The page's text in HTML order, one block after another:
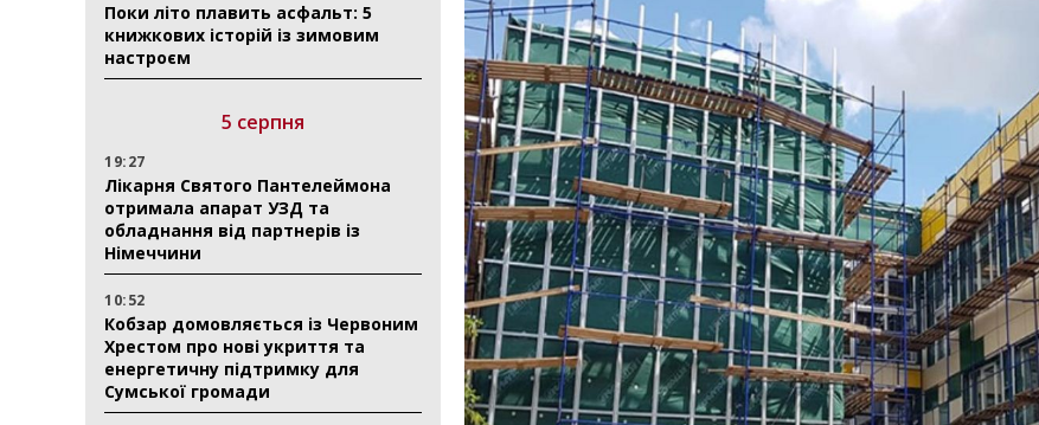
Поки літо плавить асфальт: 5
книжкових історій із зимовим
настроєм
5 серпня
19:27
Лікарня Святого Пантелеймона
отримала апарат УЗД та
обладнання від партнерів із
Німеччини
10:52
Кобзар домовляється із Червоним
Хрестом про нові укриття та
енергетичну підтримку для
Сумської громади